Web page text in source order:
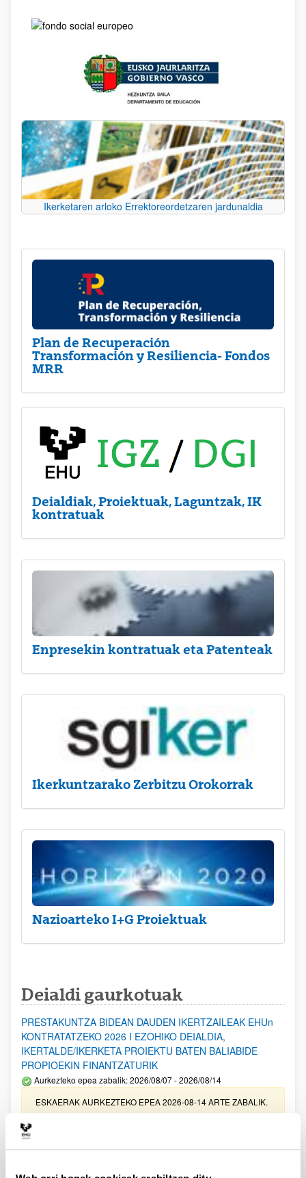
Ikerketaren arloko Errektoreordetzaren jardunaldia
Plan de Recuperación
Transformación y Resiliencia- Fondos
MRR
Deialdiak, Proiektuak, Laguntzak, IK
kontratuak
Enpresekin kontratuak eta Patenteak
Ikerkuntzarako Zerbitzu Orokorrak
Nazioarteko I+G Proiektuak
Deialdi gaurkotuak
PRESTAKUNTZA BIDEAN DAUDEN IKERTZAILEAK EHUn
KONTRATATZEKO 2026 I EZOHIKO DEIALDIA,
IKERTALDE/IKERKETA PROIEKTU BATEN BALIABIDE
PROPIOEKIN FINANTZATURIK
Aurkezteko epea zabalik: 2026/08/07 - 2026/08/14
ESKAERAK AURKEZTEKO EPEA 2026-08-14 ARTE ZABALIK.
UPV/EHUn Azpiegitura Zientifikoa eta Funts Bibliografikoak
erosi eta berritzeko laguntzak 2026